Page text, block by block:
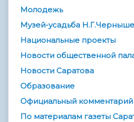
Молодежь
Музей-усадьба
Национальные проекты
Новости общественной
Новости Саратова
Образование
Официальный комментарий
По материалам газеты